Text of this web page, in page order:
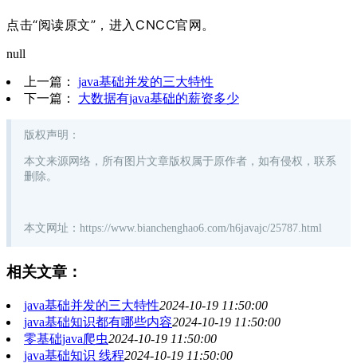
点击“阅读原文”，进入CNCC官网。
null
上一篇： java基础并发的三大特性
下一篇： 大数据有java基础的薪资多少
版权声明 ：
本文来源网络，所有图片文章版权属于原作者，如有侵权，联系
删除。
本文网址：https://www.bianchenghao6.com/h6javajc/25787.html
相关文章：
java基础并发的三大特性2024-10-19 11:50:00
java基础知识都有哪些内容2024-10-19 11:50:00
零基础java爬虫2024-10-19 11:50:00
java基础知识 线程2024-10-19 11:50:00